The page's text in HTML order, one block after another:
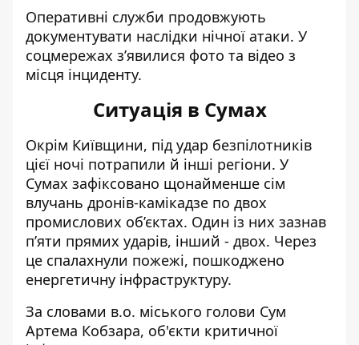
Оперативні служби продовжують
документувати наслідки нічної атаки. У
соцмережах з’явилися фото та відео з
місця інциденту.
Ситуація в Сумах
Окрім Київщини, під удар безпілотників
цієї ночі потрапили й інші регіони. У
Сумах зафіксовано щонайменше сім
влучань дронів-камікадзе по двох
промислових об’єктах. Один із них зазнав
п’яти прямих ударів, інший - двох. Через
це спалахнули пожежі, пошкоджено
енергетичну інфраструктуру.
За словами в.о. міського голови Сум
Артема Кобзара, об'єкти критичної